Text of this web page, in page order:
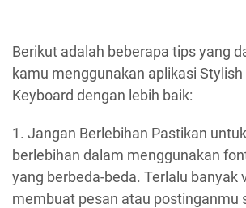
Berikut adalah beberapa tips yang
kamu menggunakan aplikasi
Keyboard dengan lebih baik:
1. Jangan Berlebihan Pastikan
berlebihan dalam menggunakan
yang berbeda-beda. Terlalu banyak
membuat pesan atau postinganmu